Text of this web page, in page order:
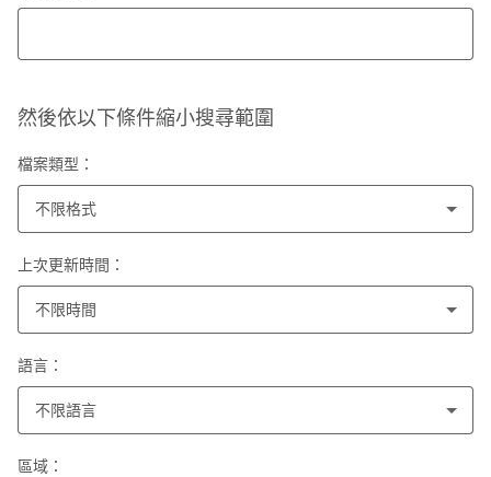
然後依以下條件縮小搜尋範圍
檔案類型：
不限格式
上次更新時間：
不限時間
語言：
不限語言
區域：